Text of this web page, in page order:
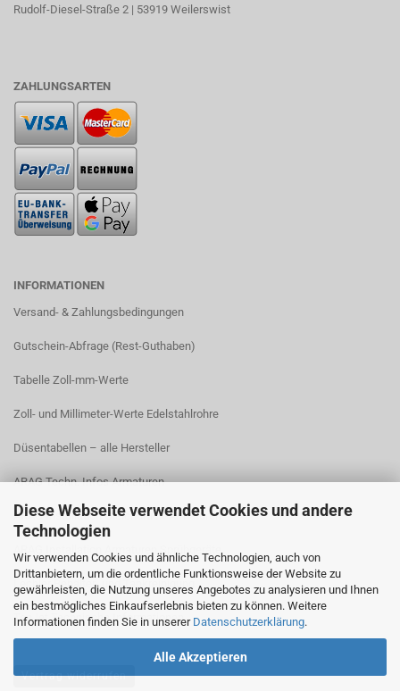
Diese Webseite verwendet Cookies und andere
Technologien
Wir verwenden Cookies und ähnliche Technologien, auch von
Drittanbietern, um die ordentliche Funktionsweise der Website zu
gewährleisten, die Nutzung unseres Angebotes zu analysieren und Ihnen
ein bestmögliches Einkaufserlebnis bieten zu können. Weitere
Informationen finden Sie in unserer Datenschutzerklärung.
Alle Akzeptieren
Rudolf-Diesel-Straße 2 | 53919 Weilerswist
ZAHLUNGSARTEN
INFORMATIONEN
Versand- & Zahlungsbedingungen​
Gutschein-Abfrage (Rest-Guthaben)
Tabelle Zoll-mm-Werte
Zoll- und Millimeter-Werte Edelstahlrohre
Düsentabellen – alle Hersteller
ARAG Techn. Infos Armaturen
ARAG Installation Gleichdruck-Armaturen
ARAG Installation Armaturen Sprühgeräte
Lechler Behälter- und Tankreinigung
TeeJet Technische Informationen
Vertrag widerrufen